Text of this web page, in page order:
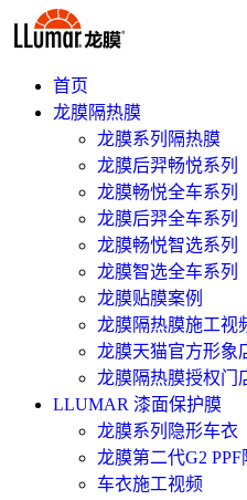
首页
龙膜隔热膜
龙膜系列隔热膜
龙膜后羿畅悦系列
龙膜畅悦全车系列
龙膜后羿全车系列
龙膜畅悦智选系列
龙膜智选全车系列
龙膜贴膜案例
龙膜隔热膜施工视
龙膜天猫官方形象
龙膜隔热膜授权门
LLUMAR 漆面保护膜
龙膜系列隐形车衣
龙膜第二代G2
车衣施工视频